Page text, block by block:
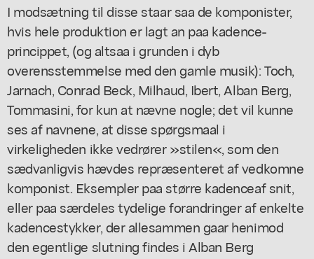
I modsætning til disse staar saa de komponister,
hvis hele produktion er lagt an paa kadence-
princippet, (og altsaa i grunden i dyb
overensstemmelse med den gamle musik): Toch,
Jarnach, Conrad Beck, Milhaud, Ibert, Alban Berg,
Tommasini, for kun at nævne nogle; det vil kunne
ses af navnene, at disse spørgsmaal i
virkeligheden ikke vedrører »stilen«, som den
sædvanligvis hævdes repræsenteret af vedkomne
komponist. Eksempler paa større kadenceaf snit,
eller paa særdeles tydelige forandringer af enkelte
kadencestykker, der allesammen gaar henimod
den egentlige slutning findes i Alban Berg